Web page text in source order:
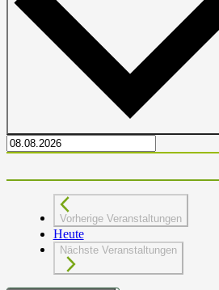
Vorherige Veranstaltungen
Heute
Nächste Veranstaltungen